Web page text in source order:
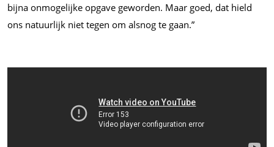
bijna onmogelijke opgave geworden. Maar goed, dat hield
ons natuurlijk niet tegen om alsnog te gaan.”